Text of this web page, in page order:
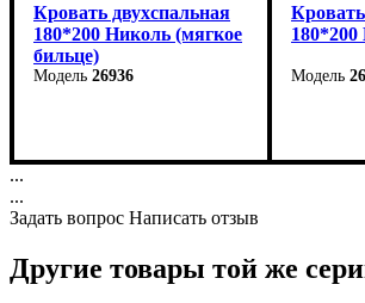
Кровать двухспальная
180*200 Николь (мягкое
бильце)
26936
Высота: 114,5 см
Высота:
...
...
Задать вопрос Написать отзыв
Другие товары той же